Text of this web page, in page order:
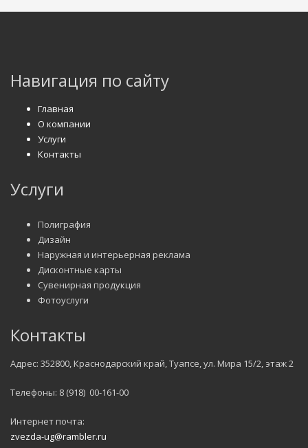
Навигация по сайту
Главная
О компании
Услуги
Контакты
Услуги
Полиграфия
Дизайн
Наружная и интерьерная реклама
Дисконтные карты
Сувенирная продукция
Фотоуслуги
Контакты
Адрес: 352800, Краснодарский край, Туапсе, ул. Мира 15/2, этаж 2
Телефоны: 8 (918) 00-161-00
Интернет почта:
zvezda-ug@rambler.ru